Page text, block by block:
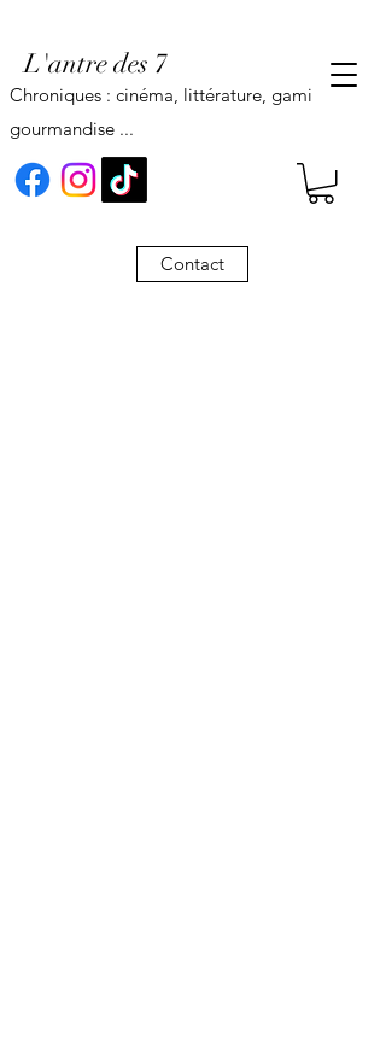
L'antre des 7
Contact
Chroniques : cinéma, littérature, gaming,
gourmandise ...